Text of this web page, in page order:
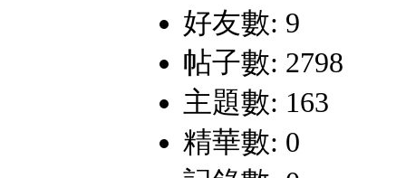
好友數: 9
帖子數: 2798
主題數: 163
精華數: 0